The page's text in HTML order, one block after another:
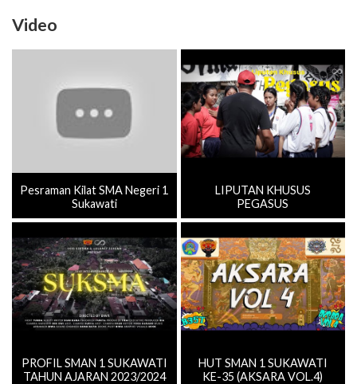
Video
Pesraman Kilat SMA Negeri 1
Sukawati
LIPUTAN KHUSUS
PEGASUS
PROFIL SMAN 1 SUKAWATI
TAHUN AJARAN 2023/2024
HUT SMAN 1 SUKAWATI
KE-35 (AKSARA VOL.4)